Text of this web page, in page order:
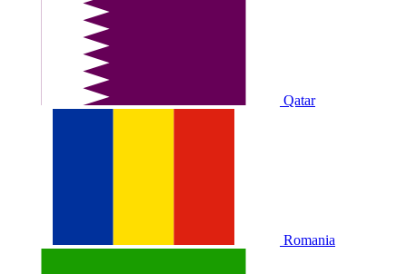
Qatar
Romania